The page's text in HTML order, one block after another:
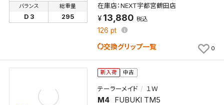
バランス
D 3
総重量
295
在庫店：NEXT宇都宮鶴田店
13,880 税込
126 pt
交換グリップ一覧 0
新入荷 中古
テーラーメイド １Ｗ
M4 FUBUKI TM5